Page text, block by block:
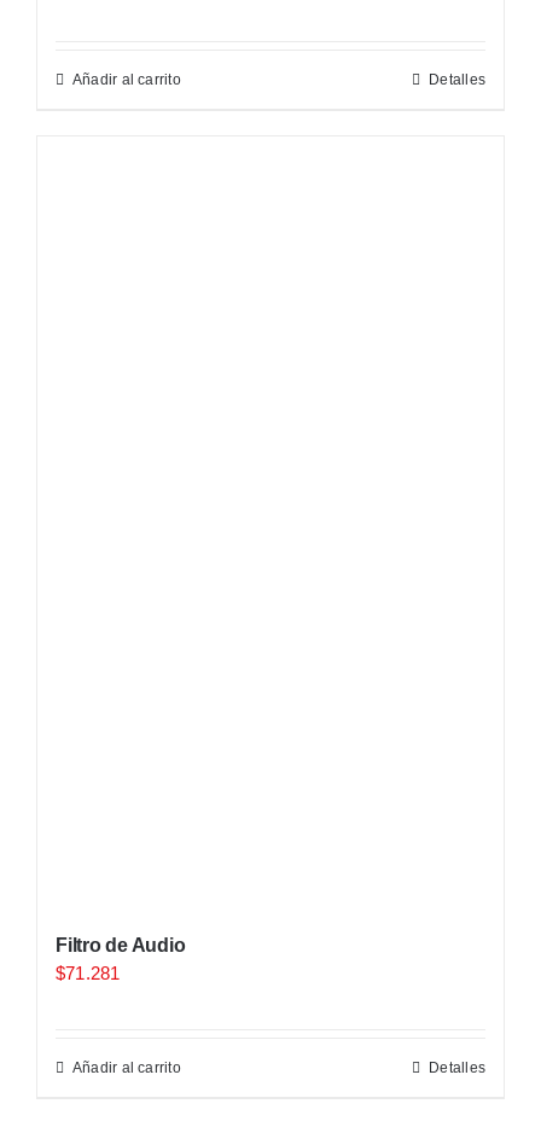
Añadir al carrito Detalles
Filtro de Audio
$71.281
Añadir al carrito Detalles